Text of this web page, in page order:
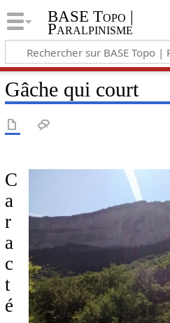
BASE Topo |
Paralpinisme
Gâche qui court
C
a
r
a
c
t
é